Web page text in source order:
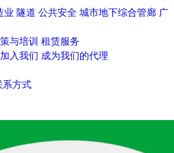
业 隧道 公共安全 城市地下综合管廊 广
与培训 租赁服务
加入我们 成为我们的代理